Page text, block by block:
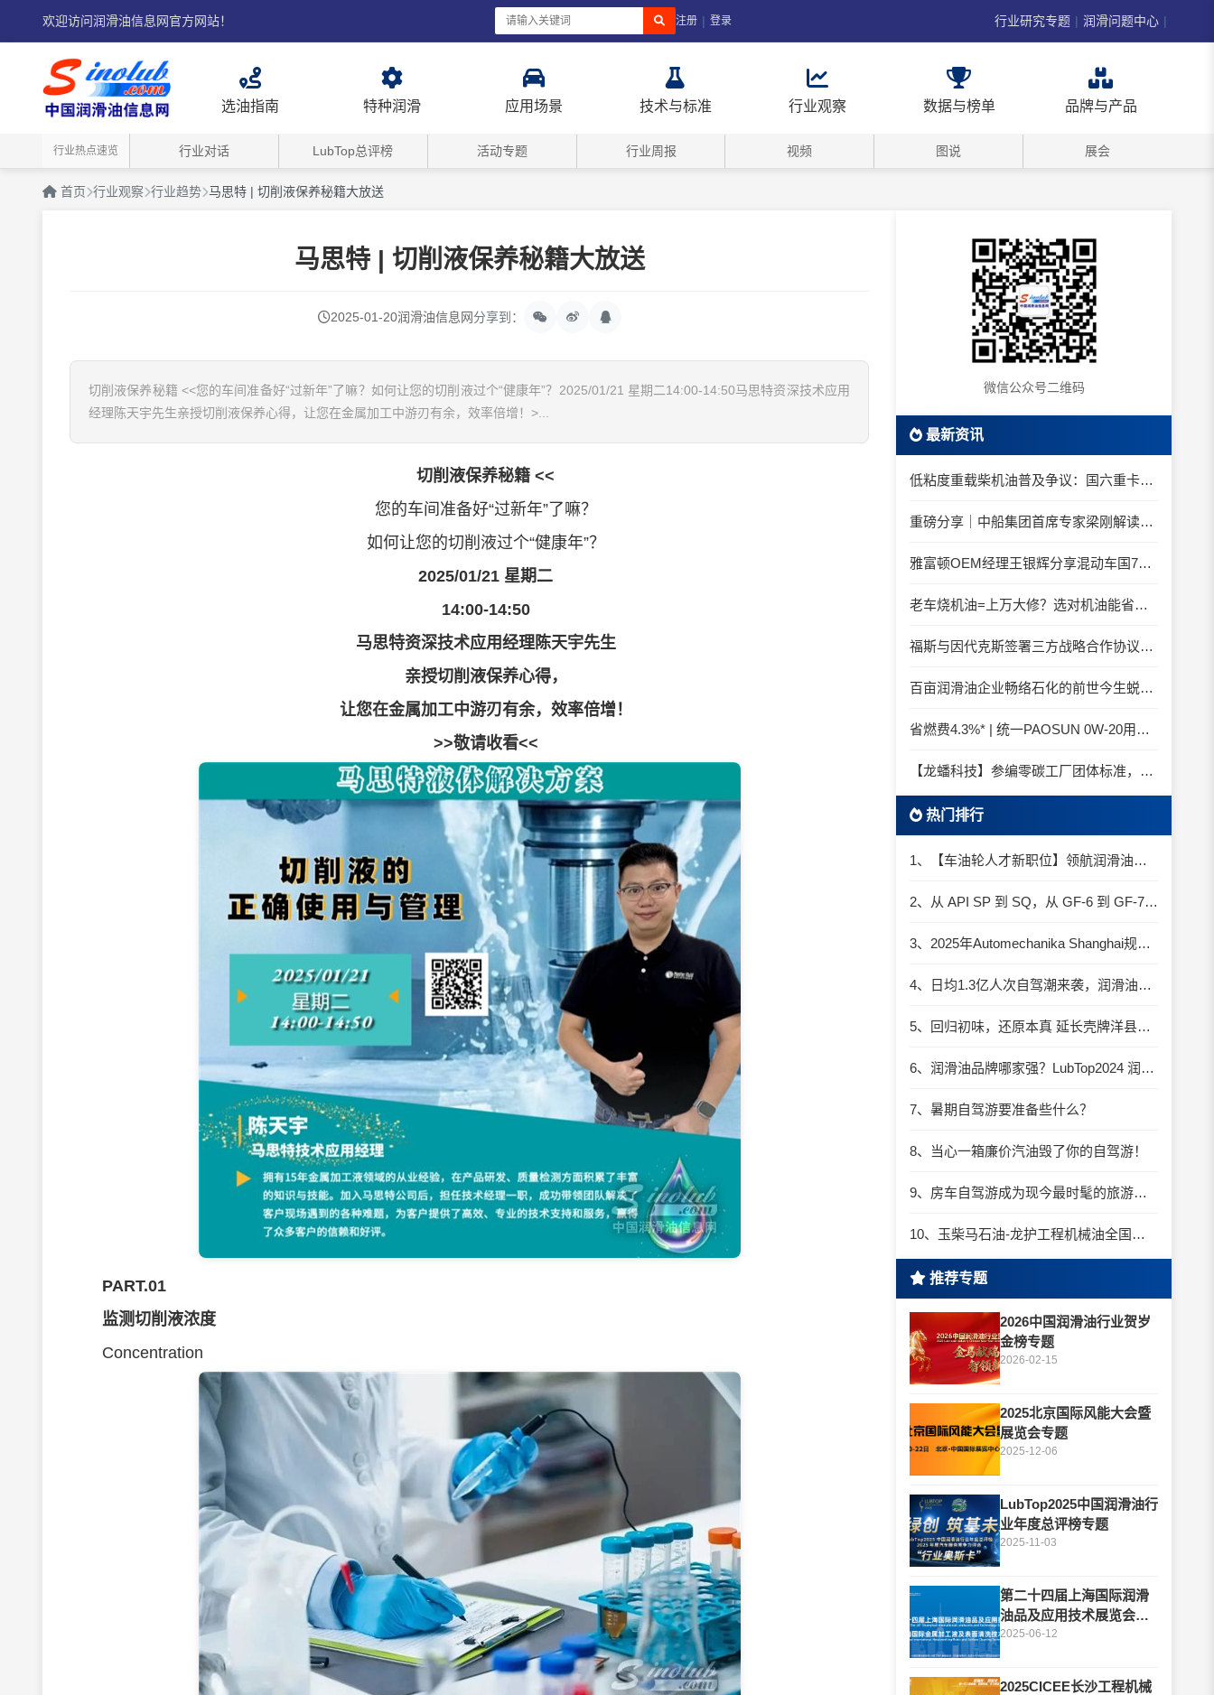
欢迎访问润滑油信息网官方网站！ 注册 | 登录 行业研究专题 | 润滑问题中心 |
选油指南 特种润滑 应用场景 技术与标准 行业观察 数据与榜单 品牌与产品
行业热点速览 行业对话 LubTop总评榜 活动专题 行业周报 视频 图说 展会
首页 行业观察 行业趋势 马思特 | 切削液保养秘籍大放送
马思特 | 切削液保养秘籍大放送
2025-01-20润滑油信息网分享到：
切削液保养秘籍 <<您的车间准备好“过新年”了嘛？如何让您的切削液过个“健康年”？2025/01/21 星期二14:00-14:50马思特资深技术应用
经理陈天宇先生亲授切削液保养心得，让您在金属加工中游刃有余，效率倍增！>...
切削液保养秘籍 <<
您的车间准备好“过新年”了嘛？
如何让您的切削液过个“健康年”？
2025/01/21 星期二
14:00-14:50
马思特资深技术应用经理陈天宇先生
亲授切削液保养心得，
让您在金属加工中游刃有余，效率倍增！
>>敬请收看<<
PART.01
监测切削液浓度
Concentration
微信公众号二维码
最新资讯
低粘度重载柴机油普及争议：国六重卡长期山区重载工况是否适合0W-20柴油机油？
重磅分享｜中船集团首席专家梁刚解读船舶动力润滑需求
雅富顿OEM经理王银辉分享混动车国7后处理系统的润滑油要求
老车烧机油=上万大修？选对机油能省大钱！
福斯与因代克斯签署三方战略合作协议，覆盖全系列机床
百亩润滑油企业畅络石化的前世今生蜕变之路
省燃费4.3%* | 统一PAOSUN 0W-20用认证和标准说话
【龙蟠科技】参编零碳工厂团体标准，龙蟠科技以绿色智造锚定零碳未来
热门排行
1、【车油轮人才新职位】领航润滑油优质职位招聘
2、从 API SP 到 SQ，从 GF-6 到 GF-7：润滑油技术壁垒再升高，你准备好了吗？
3、2025年Automechanika Shanghai规模再度扩大：首次启用国家会展中心（上海）全部15个展馆
4、日均1.3亿人次自驾潮来袭，润滑油行业解锁增长新密码​
5、回归初味，还原本真 延长壳牌洋县踏春自驾游
6、润滑油品牌哪家强？LubTop2024 润滑油总评榜荣耀张榜
7、暑期自驾游要准备些什么？
8、当心一箱廉价汽油毁了你的自驾游！
9、房车自驾游成为现今最时髦的旅游方式
10、玉柴马石油-龙护工程机械油全国招商丨卓越的品质，专业的品牌！
推荐专题
2026中国润滑油行业贺岁
金榜专题
2026-02-15
2025北京国际风能大会暨
展览会专题
2025-12-06
LubTop2025中国润滑油行
业年度总评榜专题
2025-11-03
第二十四届上海国际润滑
油品及应用技术展览会专
题
2025-06-12
2025CICEE长沙工程机械